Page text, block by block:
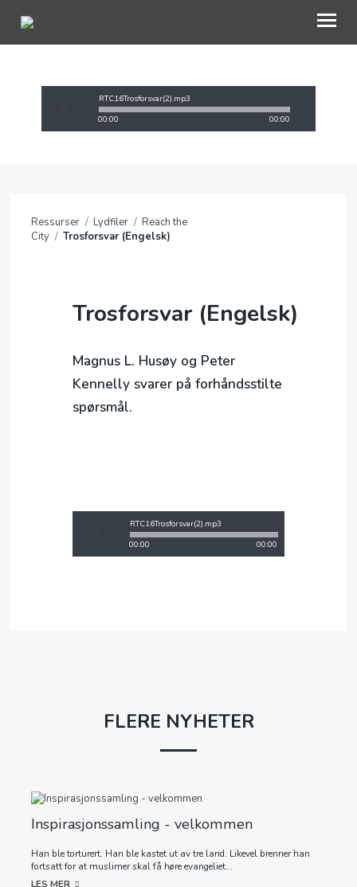
OM OAC
GI EN GAVE
NETTBUTIKK
00:00 00:00
RTC16Trosforsvar(2).mp3
Ressurser / Lydfiler / Reach the
City / Trosforsvar (Engelsk)
Trosforsvar (Engelsk)
Magnus L. Husøy og Peter
Kennelly svarer på forhåndsstilte
spørsmål.
00:00 00:00
RTC16Trosforsvar(2).mp3
FLERE NYHETER
Inspirasjonssamling - velkommen
Han ble torturert. Han ble kastet ut av tre land. Likevel brenner han
fortsatt for at muslimer skal få høre evangeliet...
LES MER